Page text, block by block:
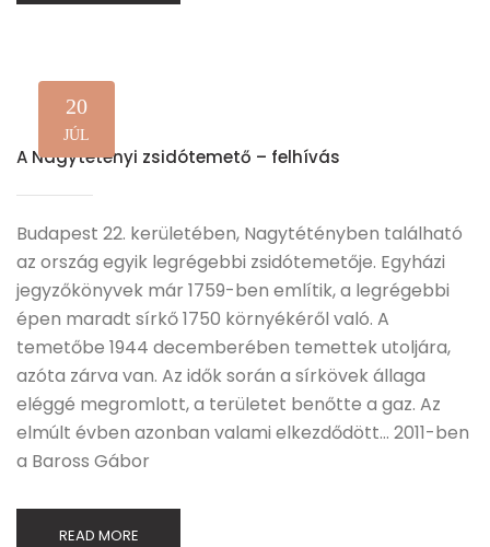
20
JÚL
A Nagytétényi zsidótemető – felhívás
Budapest 22. kerületében, Nagytétényben található
az ország egyik legrégebbi zsidótemetője. Egyházi
jegyzőkönyvek már 1759-ben említik, a legrégebbi
épen maradt sírkő 1750 környékéről való. A
temetőbe 1944 decemberében temettek utoljára,
azóta zárva van. Az idők során a sírkövek állaga
eléggé megromlott, a területet benőtte a gaz. Az
elmúlt évben azonban valami elkezdődött… 2011-ben
a Baross Gábor
READ MORE